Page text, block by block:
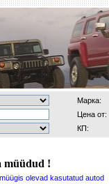
Марка:
Цена от:
КП:
müüdud !
olevad kasutatud autod